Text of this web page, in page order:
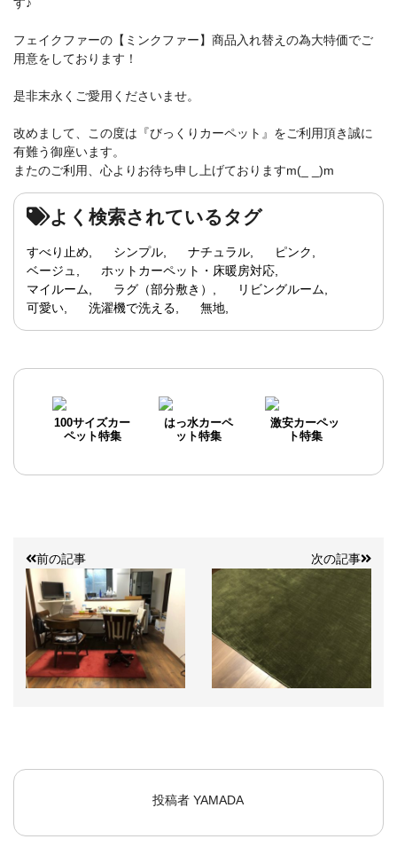
フェイクファーの【ミンクファー】商品入れ替えの為大特価でご
用意をしております！
是非末永くご愛用くださいませ。
改めまして、この度は『びっくりカーペット』をご利用頂き誠に
有難う御座います。
またのご利用、心よりお待ち申し上げておりますm(_ _)m
よく検索されているタグ
すべり止め シンプル ナチュラル
ピンク
ベージュ
ホットカーペット・床暖房対応
マイルーム
ラグ（部分敷き）
リビングルーム
可愛い
洗濯機で洗える 無地
100サイズカー
ペット特集
はっ水カーペ
ット特集
激安カーペッ
ト特集
前の記事 次の記事
投稿者 YAMADA